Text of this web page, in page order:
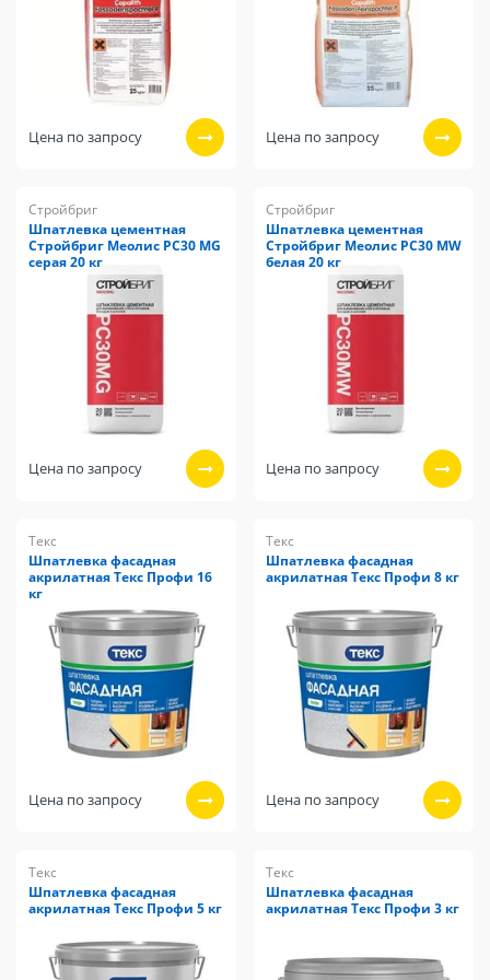
Цена по запросу Цена по запросу
Стройбриг
Шпатлевка цементная
Стройбриг Меолис PC30 MG
серая 20 кг
Цена по запросу
Стройбриг
Шпатлевка цементная
Стройбриг Меолис PC30 MW
белая 20 кг
Цена по запросу
Текс
Шпатлевка фасадная
акрилатная Текс Профи 16
кг
Цена по запросу
Текс
Шпатлевка фасадная
акрилатная Текс Профи 8 кг
Цена по запросу
Текс
Шпатлевка фасадная
акрилатная Текс Профи 5 кг
Текс
Шпатлевка фасадная
акрилатная Текс Профи 3 кг